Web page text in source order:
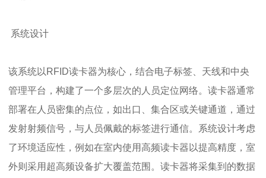
系统设计
该系统以RFID读卡器为核心，结合电子标签、天线和中央
管理平台，构建了一个多层次的人员定位网络。读卡器通常
部署在人员密集的点位，如出口、集合区或关键通道，通过
发射射频信号，与人员佩戴的标签进行通信。系统设计考虑
了环境适应性，例如在室内使用高频读卡器以提高精度，室
外则采用超高频设备扩大覆盖范围。读卡器将采集到的数据